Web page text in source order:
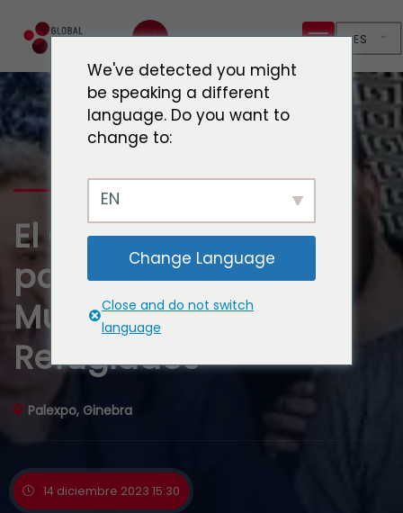
ES
El Global Cities Hub
participa en el Foro
Mundial sobre
Refugiados
Palexpo, Ginebra
14 diciembre 2023 15:30
We've detected you might
be speaking a different
language. Do you want to
change to:
EN
Change Language
Close and do not switch
language